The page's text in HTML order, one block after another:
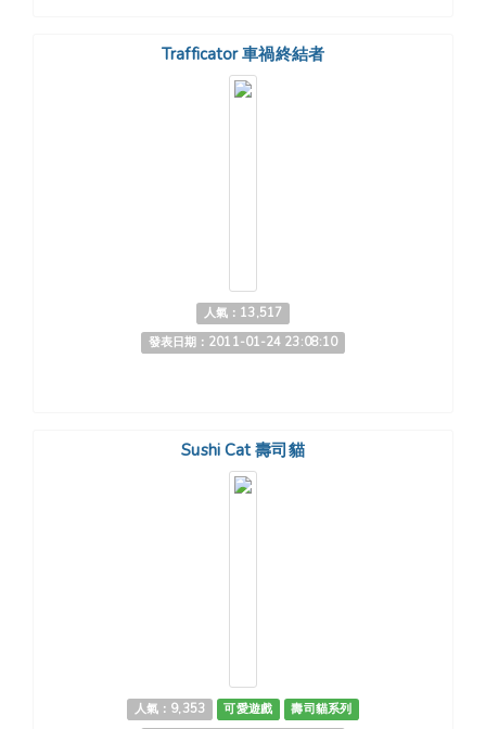
Trafficator 車禍終結者
人氣：13,517
發表日期：2011-01-24 23:08:10
Sushi Cat 壽司貓
人氣：9,353 可愛遊戲
壽司貓系列